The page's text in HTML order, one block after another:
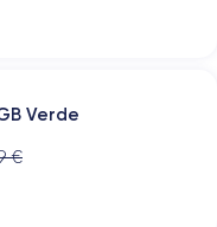
Verde
€